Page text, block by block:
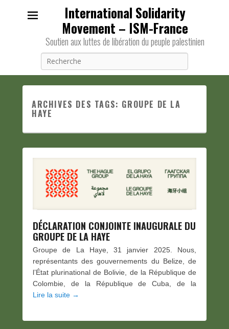
International Solidarity
Movement – ISM-France
Soutien aux luttes de libération du peuple palestinien
ARCHIVES DES TAGS: GROUPE DE LA
HAYE
DÉCLARATION CONJOINTE INAUGURALE DU
GROUPE DE LA HAYE
Groupe de La Haye, 31 janvier 2025. Nous,
représentants des gouvernements du Belize, de
l’État plurinational de Bolivie, de la République de
Colombie, de la République de Cuba, de la
Lire la suite →